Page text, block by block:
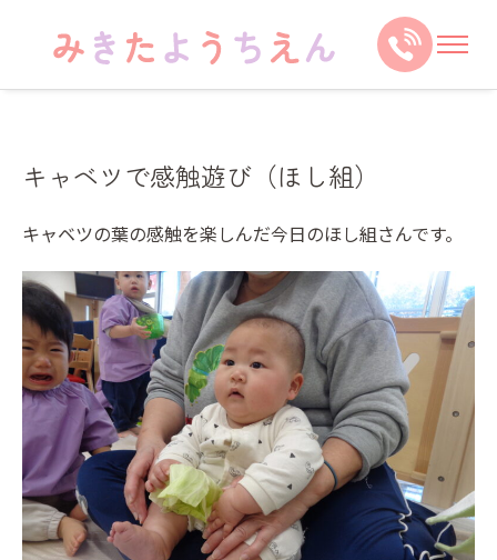
キャベツで感触遊び（ほし組）
キャベツの葉の感触を楽しんだ今日のほし組さんです。